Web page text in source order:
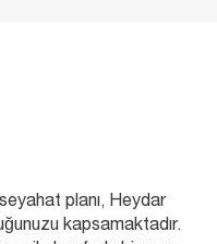
planı, Heydar
kapsamaktadır.